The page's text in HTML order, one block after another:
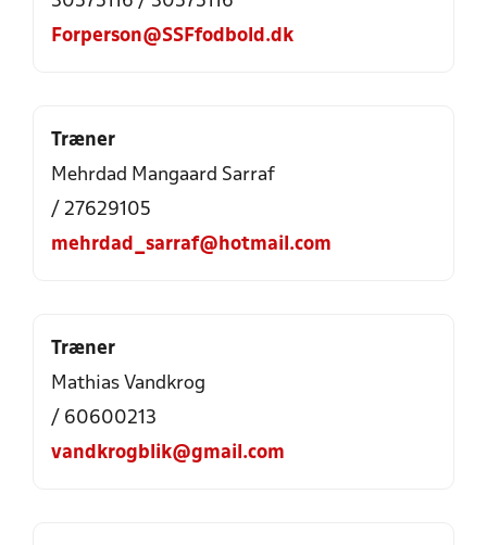
Forperson@SSFfodbold.dk
Træner
Mehrdad Mangaard Sarraf
/ 27629105
mehrdad_sarraf@hotmail.com
Træner
Mathias Vandkrog
/ 60600213
vandkrogblik@gmail.com